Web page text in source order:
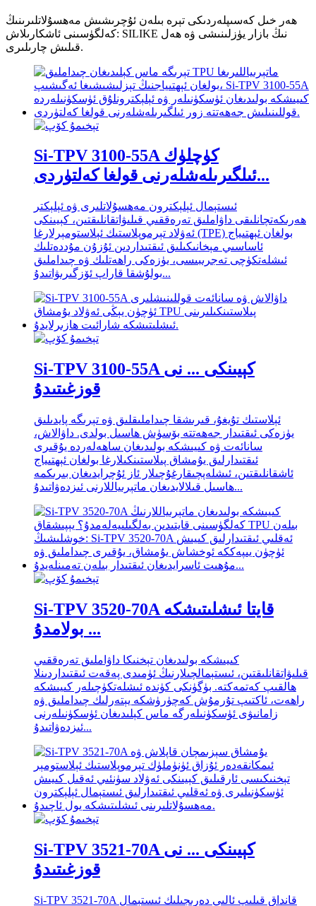
ھەر خىل كەسىپلەردىكى تېرە بىلەن ئۇچرىشىش مەھسۇلاتلىرىنىڭ
كەلگۈسىنى ئاشكارىلاش: SILIKE نىڭ بازار يۈزلىنىشى ۋە ھەل
قىلىش چارىلىرى.
Si-TPV 3100-55A كۈچلۈك
ئىلگىرىلەشلەرنى قولغا كەلتۈردى...
ئىستېمال ئېلېكترون مەھسۇلاتلىرى ۋە ئېلېكتر
ھەرىكەتچانلىقى داۋاملىق تەرەققىي قىلىۋاتقانلىقتىن، كېيىنكى
ئەۋلاد تېرموپلاستىك ئېلاستومېرلارغا (TPE) بولغان ئېھتىياج
ئاساسىي مېخانىكىلىق ئىقتىداردىن ئۇزۇن مۇددەتلىك
ئىشلەتكۈچى تەجرىبىسى، يۈزەكى راھەتلىك ۋە چىداملىق
بولۇشقا قاراپ ئۆزگىرىۋاتىدۇ...
Si-TPV 3100-55A كېيىنكى ... نى
قوزغىتىدۇ
ئېلاستىك تۇيغۇ، قىرىشقا چىداملىقلىق ۋە تېرىگە پايدىلىق
يۈزەكى ئىقتىدار جەھەتتە بۆسۈش ھاسىل بولدى. داۋالاش،
سانائەت ۋە كىيىشكە بولىدىغان ساھەلەردە يۇقىرى
ئىقتىدارلىق يۇمشاق پىلاستىنكىلارغا بولغان ئېھتىياج
ئاشقانلىقتىن، ئىشلەپچىقارغۇچىلار ئاز ئۇچرايدىغان بىرىكمە
ھاسىل قىلالايدىغان ماتېرىياللارنى ئىزدەۋاتىدۇ...
Si-TPV 3520-70A قايتا ئىشلىتىشكە
بولامدۇ ...
كىيىشكە بولىدىغان تېخنىكا داۋاملىق تەرەققىي
قىلىۋاتقانلىقتىن، ئىستېمالچىلارنىڭ ئۈمىدى پەقەت ئىقتىداردىنلا
ھالقىپ كەتمەكتە. بۈگۈنكى كۈندە ئىشلەتكۈچىلەر كىيىشكە
راھەت، ئاكتىپ تۇرمۇش كەچۈرۈشكە يېتەرلىك چىداملىق ۋە
زامانىۋى ئۈسكۈنىلەرگە ماس كېلىدىغان ئۈسكۈنىلەرنى
ئىزدەۋاتىدۇ...
Si-TPV 3521-70A كېيىنكى ... نى
قوزغىتىدۇ
Si-TPV 3521-70A قانداق قىلىپ ئالىي دەرىجىلىك ئىستېمال